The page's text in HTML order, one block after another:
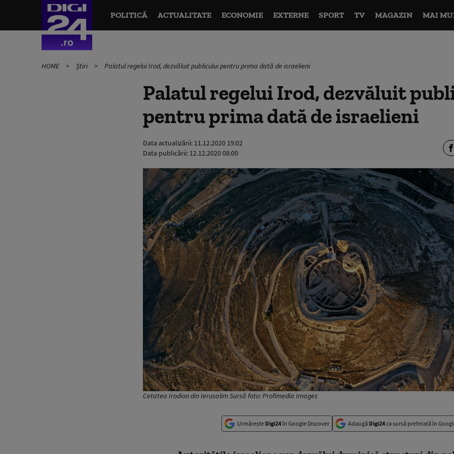
POLITICĂ ACTUALITATE ECONOMIE EXTERNE SPORT TV MAGAZIN MAI
HOME Știri Palatul regelui Irod, dezvăluit publicului pentru prima dată de israelieni
Palatul regelui Irod, dezvăluit
pentru prima dată de israelieni
Data actualizării: 11.12.2020 19:02
Data publicării: 12.12.2020 08:00
Cetatea Irodion din Ierusalim Sursă foto: Profimedia Images
Urmărește Digi24în Google Discover Adaugă Digi24ca sursă preferată în